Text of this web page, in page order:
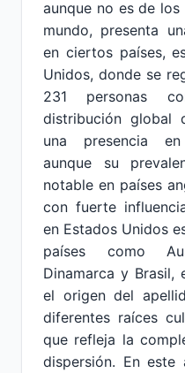
aunque no es de
mundo, presenta
en ciertos países,
Unidos, donde se
231 personas
distribución global
una presencia
aunque su
notable en países
con fuerte
en Estados Unidos
países como
Dinamarca y
el origen del
diferentes raíces
que refleja la
dispersión. En este